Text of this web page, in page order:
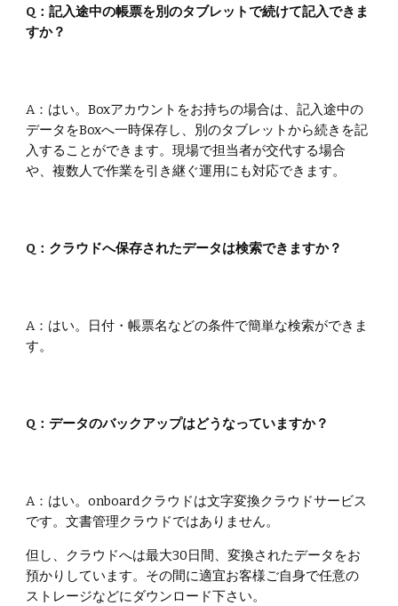
Q：記入途中の帳票を別のタブレットで続けて記入できま
すか？
A： はい。Boxアカウントをお持ちの場合は、記入途中の
データをBoxへ一時保存し、別のタブレットから続きを記
入することができます。現場で担当者が交代する場合
や、複数人で作業を引き継ぐ運用にも対応できます。
Q： クラウドへ保存されたデータは検索できますか？
A： はい。日付・帳票名などの条件で簡単な検索ができま
す。
Q：データのバックアップはどうなっていますか？
A： はい。onboardクラウドは文字変換クラウドサービス
です。文書管理クラウドではありません。
但し、クラウドへは最大30日間、変換されたデータをお
預かりしています。その間に適宜お客様ご自身で任意の
ストレージなどにダウンロード下さい。